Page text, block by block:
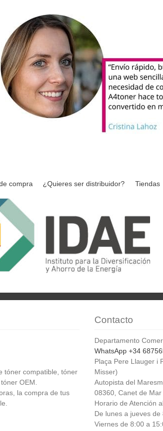
compra ¿Quieres ser distribuidor? Tiendas
tóner compatible, tóner
OEM.
la compra de tus
Contacto
Departamento
WhatsApp +34
Plaça Pere Llauger i
Misser)
Autopista del
08360, Canet de
Horario de Atención
De lunes a jueves de
Viernes de 8:00 a